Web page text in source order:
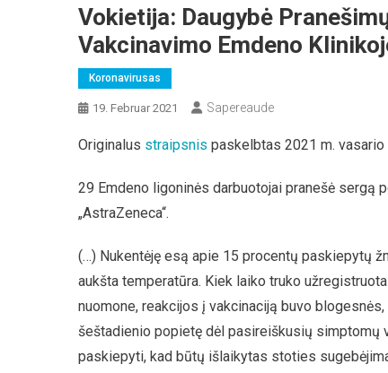
Vokietija: Daugybė
Vakcinavimo Emdeno
Koronavirusas
19. Februar 2021 Sapereaude
Originalus straipsnis paskelbtas 2021 m. vasario
29 Emdeno ligoninės darbuotojai pranešė
„AstraZeneca“.
(…) Nukentėję esą apie 15 procentų paskiepytų
aukšta temperatūra. Kiek laiko truko
nuomone, reakcijos į vakcinaciją buvo
šeštadienio popietę dėl pasireiškusių simptomų
paskiepyti, kad būtų išlaikytas stoties